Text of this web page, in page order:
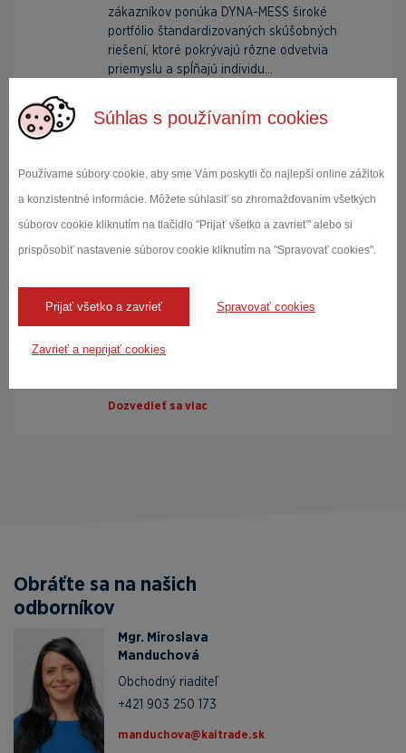
Súhlas s používaním cookies
Používame súbory cookie, aby sme Vám poskytli čo najlepší online zážitok
a konzistentné informácie. Môžete súhlasiť so zhromažďovaním všetkých
súborov cookie kliknutím na tlačidlo "Prijať všetko a zavrieť" alebo si
prispôsobiť nastavenie súborov cookie kliknutím na "Spravovať cookies".
Prijať všetko a zavrieť Spravovať cookies
Zavrieť a neprijať cookies
zákazníkov ponúka DYNA-MESS široké
portfólio štandardizovaných skúšobných
riešení, ktoré pokrývajú rôzne odvetvia
priemyslu a spĺňajú individu...
Univerzálne skúšobné stroje
kompaktné stolové modely alebo v klasickom
vertikálnom vyhotovení je možné tieto
Dozvedieť sa viac
Obráťte sa na našich
odborníkov
Mgr. Miroslava
Manduchová
Obchodný riaditeľ
+421 903 250 173
ks.edartiak@avohcudnam